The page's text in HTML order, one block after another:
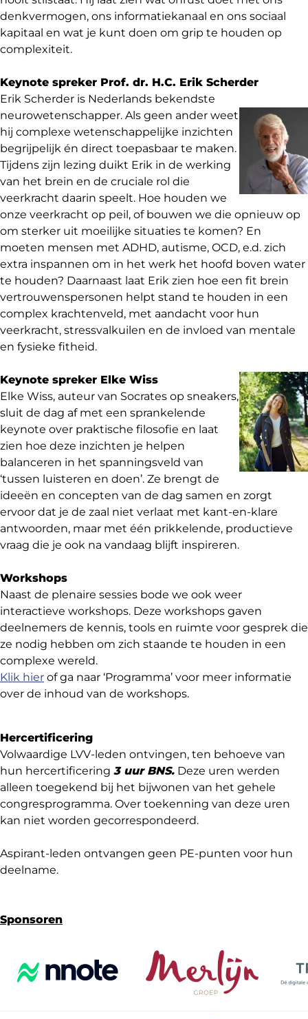
denkvermogen, ons informatiekanaal en ons sociaal
kapitaal en wat je kunt doen om grip te houden op
complexiteit.
Keynote spreker Prof. dr. H.C. Erik Scherder
Erik Scherder is Nederlands bekendste
neurowetenschapper. Als geen ander weet
hij complexe wetenschappelijke inzichten
begrijpelijk én direct toepasbaar te maken.
Tijdens zijn lezing duikt Erik in de werking
van het brein en de cruciale rol die
veerkracht daarin speelt. Hoe houden we
onze veerkracht op peil, of bouwen we die opnieuw op
om sterker uit moeilijke situaties te komen? En
moeten mensen met ADHD, autisme, OCD, e.d. zich
extra inspannen om in het werk het hoofd boven water
te houden? Daarnaast laat Erik zien hoe een fit brein
vertrouwenspersonen helpt stand te houden in een
complex krachtenveld, met aandacht voor hun
veerkracht, stressvalkuilen en de invloed van mentale
en fysieke fitheid.
Keynote spreker Elke Wiss
Elke Wiss, auteur van Socrates op sneakers,
sluit de dag af met een sprankelende
keynote over praktische filosofie en laat
zien hoe deze inzichten je helpen
balanceren in het spanningsveld van
‘tussen luisteren en doen’. Ze brengt de
ideeën en concepten van de dag samen en zorgt
ervoor dat je de zaal niet verlaat met kant-en-klare
antwoorden, maar met één prikkelende, productieve
vraag die je ook na vandaag blijft inspireren.
Workshops
Naast de plenaire sessies bode we ook weer
interactieve workshops. Deze workshops gaven
deelnemers de kennis, tools en ruimte voor gesprek die
ze nodig hebben om zich staande te houden in een
complexe wereld.
Klik hier of ga naar ‘Programma’ voor meer informatie
over de inhoud van de workshops.
Hercertificering
Volwaardige LVV-leden ontvingen, ten behoeve van
hun hercertificering 3 uur BNS. Deze uren werden
alleen toegekend bij het bijwonen van het gehele
congresprogramma. Over toekenning van deze uren
kan niet worden gecorrespondeerd.
Aspirant-leden ontvangen geen PE-punten voor hun
deelname.
Sponsoren